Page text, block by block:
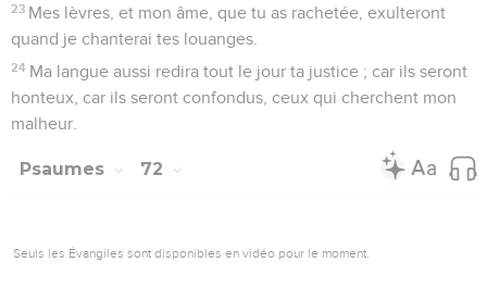
23 Mes lèvres, et mon âme, que tu as rachetée, exulteront
quand je chanterai tes louanges.
24 Ma langue aussi redira tout le jour ta justice ; car ils seront
honteux, car ils seront confondus, ceux qui cherchent mon
malheur.
Psaumes 72
Seuls les Évangiles sont disponibles en vidéo pour le moment.